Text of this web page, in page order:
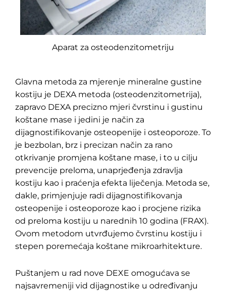
Pretraga
za:
Aparat za osteodenzitometriju
Glavna metoda za mjerenje mineralne gustine
kostiju je DEXA metoda (osteodenzitometrija),
zapravo DEXA precizno mjeri čvrstinu i gustinu
koštane mase i jedini je način za
dijagnostifikovanje osteopenije i osteoporoze. To
je bezbolan, brz i precizan način za rano
otkrivanje promjena koštane mase, i to u cilju
prevencije preloma, unaprjeđenja zdravlja
kostiju kao i praćenja efekta liječenja. Metoda se,
dakle, primjenjuje radi dijagnostifikovanja
osteopenije i osteoporoze kao i procjene rizika
od preloma kostiju u narednih 10 godina (FRAX).
Ovom metodom utvrđujemo čvrstinu kostiju i
stepen poremećaja koštane mikroarhitekture.
Puštanjem u rad nove DEXE omogućava se
najsavremeniji vid dijagnostike u određivanju